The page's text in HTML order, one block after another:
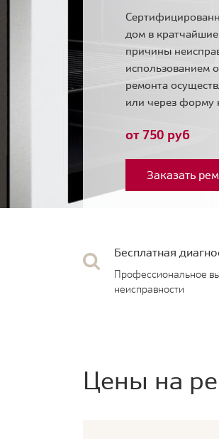
дом в
причины
использованием
ремонта
или через форму
от 750 руб
Заказать
Бесплатная
Профессиональное
неисправности
Цены на